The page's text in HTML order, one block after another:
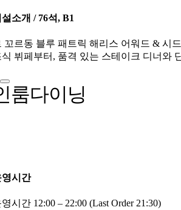
소개 / 76석, B1
꼬르동 블루 패트릭 해리스 어워드 & 시
뷔페부터, 품격 있는 스테이크 디너와
룸다이닝
시간
시간 12:00 – 22:00 (Last Order 21:30)